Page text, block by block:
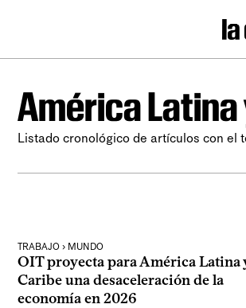
América Latina
Listado cronológico de artículos con el
TRABAJO › MUNDO
OIT proyecta para América Latina
Caribe una desaceleración de la
economía en 2026